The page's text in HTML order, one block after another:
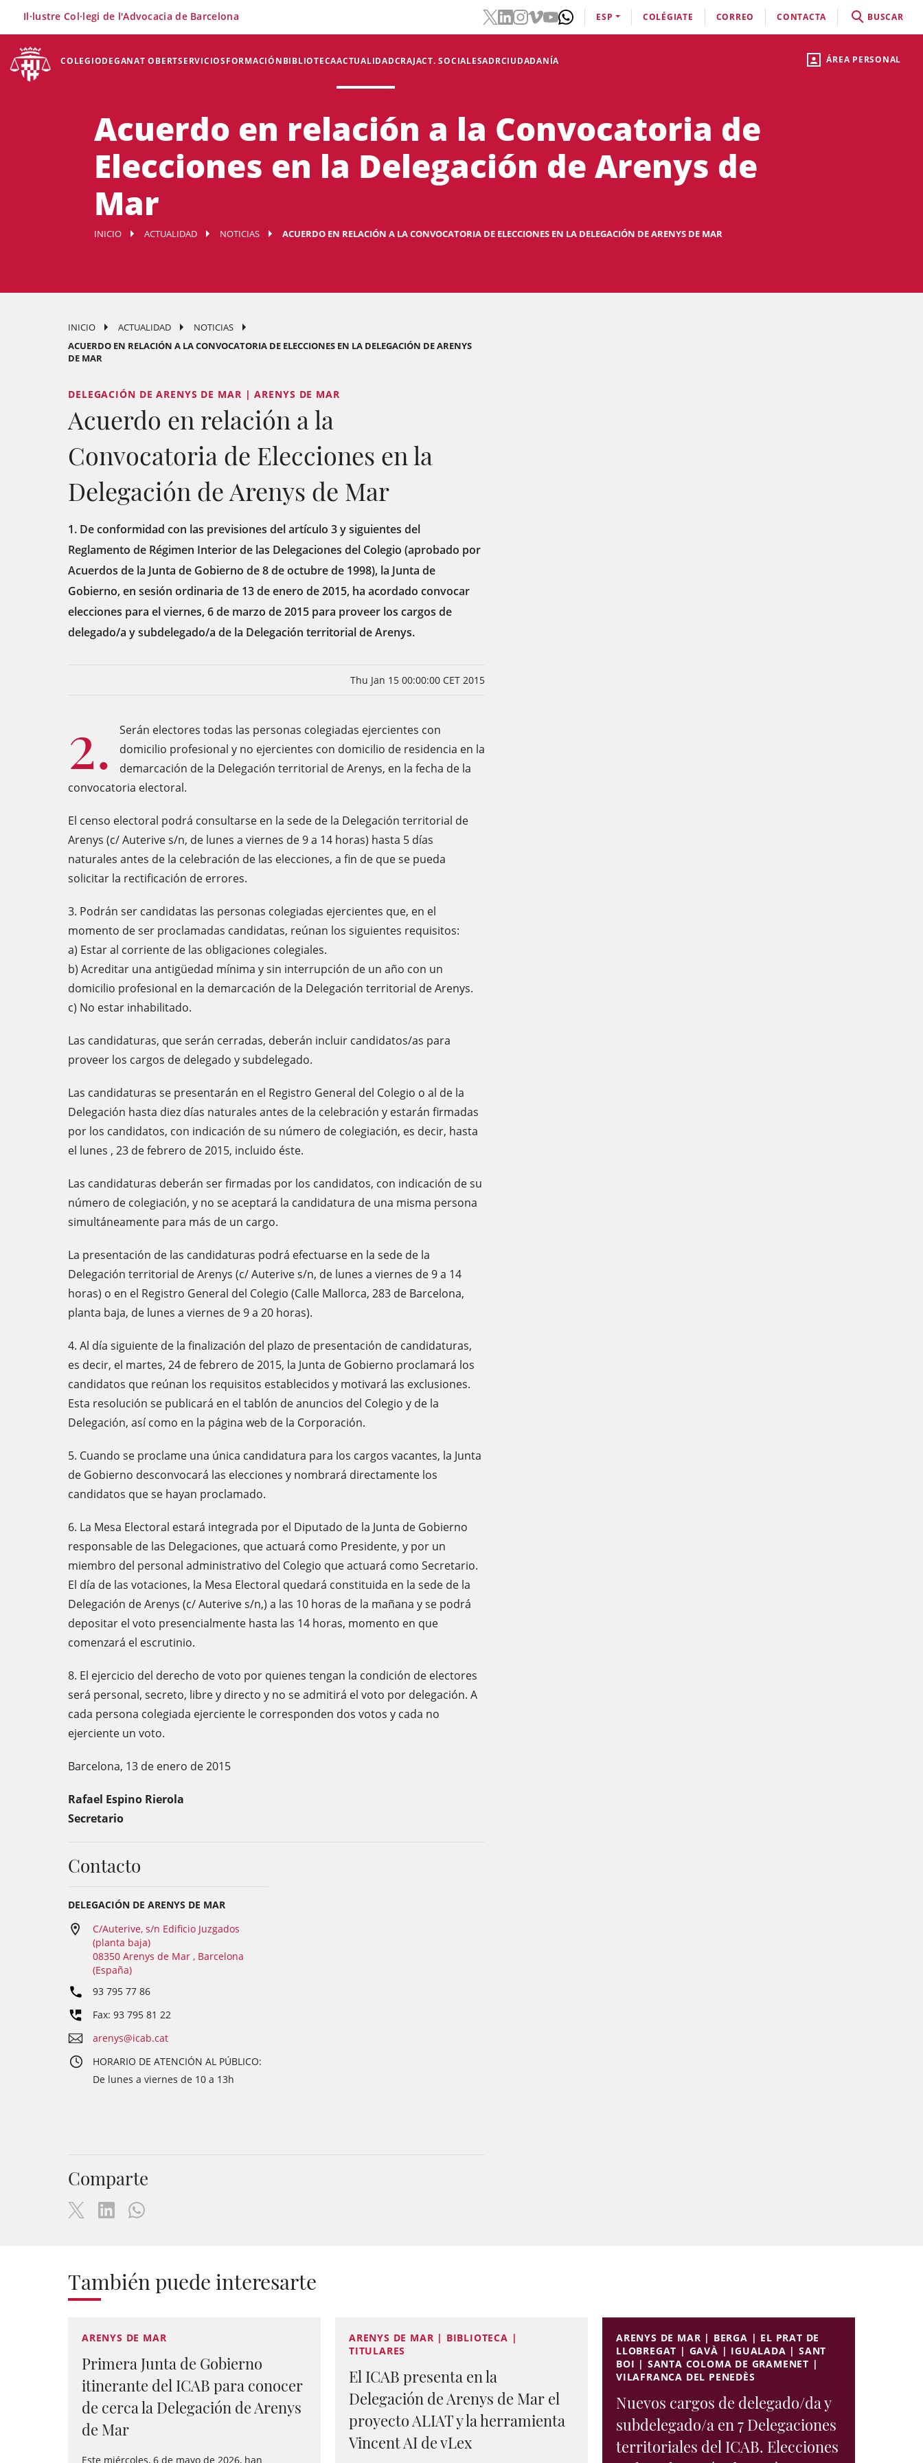
ÁREA PERSONAL
COLEGIODEGANAT OBERTSERVICIOSFORMACIÓNBIBLIOTECAACTUALIDADCRAJACT. SOCIALESADRCIUDADANÍA
Il·lustre Col·legi de l'Advocacia de Barcelona ESP COLÉGIATE CORREO CONTACTA BUSCAR
Acuerdo en relación a la Convocatoria de
Elecciones en la Delegación de Arenys de
Mar
INICIO ACTUALIDAD NOTICIAS ACUERDO EN RELACIÓN A LA CONVOCATORIA DE ELECCIONES EN LA DELEGACIÓN DE ARENYS DE MAR
INICIO ACTUALIDAD
NOTICIAS
ACUERDO EN RELACIÓN A LA CONVOCATORIA DE ELECCIONES EN LA DELEGACIÓN DE ARENYS
DE MAR
DELEGACIÓN DE ARENYS DE MAR | ARENYS DE MAR
Acuerdo en relación a la
Convocatoria de Elecciones en la
Delegación de Arenys de Mar
1. De conformidad con las previsiones del artículo 3 y siguientes del
Reglamento de Régimen Interior de las Delegaciones del Colegio (aprobado por
Acuerdos de la Junta de Gobierno de 8 de octubre de 1998), la Junta de
Gobierno, en sesión ordinaria de 13 de enero de 2015, ha acordado convocar
elecciones para el viernes, 6 de marzo de 2015 para proveer los cargos de
delegado/a y subdelegado/a de la Delegación territorial de Arenys.
Thu Jan 15 00:00:00 CET 2015
2.
Serán electores todas las personas colegiadas ejercientes con
domicilio profesional y no ejercientes con domicilio de residencia en la
demarcación de la Delegación territorial de Arenys, en la fecha de la
convocatoria electoral.
El censo electoral podrá consultarse en la sede de la Delegación territorial de
Arenys (c/ Auterive s/n, de lunes a viernes de 9 a 14 horas) hasta 5 días
naturales antes de la celebración de las elecciones, a fin de que se pueda
solicitar la rectificación de errores.
3. Podrán ser candidatas las personas colegiadas ejercientes que, en el
momento de ser proclamadas candidatas, reúnan los siguientes requisitos:
a) Estar al corriente de las obligaciones colegiales.
b) Acreditar una antigüedad mínima y sin interrupción de un año con un
domicilio profesional en la demarcación de la Delegación territorial de Arenys.
c) No estar inhabilitado.
Las candidaturas, que serán cerradas, deberán incluir candidatos/as para
proveer los cargos de delegado y subdelegado.
Las candidaturas se presentarán en el Registro General del Colegio o al de la
Delegación hasta diez días naturales antes de la celebración y estarán firmadas
por los candidatos, con indicación de su número de colegiación, es decir, hasta
el lunes , 23 de febrero de 2015, incluido éste.
Las candidaturas deberán ser firmadas por los candidatos, con indicación de su
número de colegiación, y no se aceptará la candidatura de una misma persona
simultáneamente para más de un cargo.
La presentación de las candidaturas podrá efectuarse en la sede de la
Delegación territorial de Arenys (c/ Auterive s/n, de lunes a viernes de 9 a 14
horas) o en el Registro General del Colegio (Calle Mallorca, 283 de Barcelona,
planta baja, de lunes a viernes de 9 a 20 horas).
4. Al día siguiente de la finalización del plazo de presentación de candidaturas,
es decir, el martes, 24 de febrero de 2015, la Junta de Gobierno proclamará los
candidatos que reúnan los requisitos establecidos y motivará las exclusiones.
Esta resolución se publicará en el tablón de anuncios del Colegio y de la
Delegación, así como en la página web de la Corporación.
5. Cuando se proclame una única candidatura para los cargos vacantes, la Junta
de Gobierno desconvocará las elecciones y nombrará directamente los
candidatos que se hayan proclamado.
6. La Mesa Electoral estará integrada por el Diputado de la Junta de Gobierno
responsable de las Delegaciones, que actuará como Presidente, y por un
miembro del personal administrativo del Colegio que actuará como Secretario.
El día de las votaciones, la Mesa Electoral quedará constituida en la sede de la
Delegación de Arenys (c/ Auterive s/n,) a las 10 horas de la mañana y se podrá
depositar el voto presencialmente hasta las 14 horas, momento en que
comenzará el escrutinio.
8. El ejercicio del derecho de voto por quienes tengan la condición de electores
será personal, secreto, libre y directo y no se admitirá el voto por delegación. A
cada persona colegiada ejerciente le corresponden dos votos y cada no
ejerciente un voto.
Barcelona, 13 de enero de 2015
Rafael Espino Rierola
Secretario
Contacto
DELEGACIÓN DE ARENYS DE MAR
C/Auterive, s/n Edificio Juzgados
(planta baja)
08350 Arenys de Mar , Barcelona
(España)
93 795 77 86
Fax: 93 795 81 22
arenys@icab.cat
HORARIO DE ATENCIÓN AL PÚBLICO:
De lunes a viernes de 10 a 13h
Comparte
También puede interesarte
ARENYS DE MAR
Primera Junta de Gobierno
itinerante del ICAB para conocer
de cerca la Delegación de Arenys
de Mar
Este miércoles, 6 de mayo de 2026, han
ARENYS DE MAR | BIBLIOTECA |
TITULARES
El ICAB presenta en la
Delegación de Arenys de Mar el
proyecto ALIAT y la herramienta
Vincent AI de vLex
ARENYS DE MAR | BERGA | EL PRAT DE
LLOBREGAT | GAVÀ | IGUALADA | SANT
BOI | SANTA COLOMA DE GRAMENET |
VILAFRANCA DEL PENEDÈS
Nuevos cargos de delegado/da y
subdelegado/a en 7 Delegaciones
territoriales del ICAB. Elecciones